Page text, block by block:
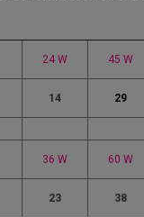
24 W 45 W
14 29
36 W 60 W
23 38